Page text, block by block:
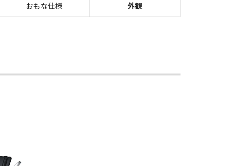
おもな仕様 外観